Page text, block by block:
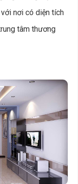
nơi có diện tích
tâm thương